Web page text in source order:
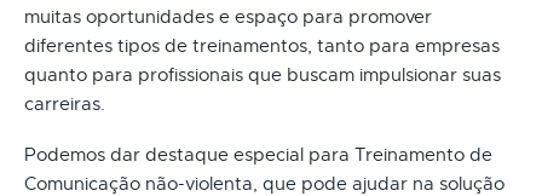
muitas oportunidades e espaço para promover
diferentes tipos de treinamentos, tanto para empresas
quanto para profissionais que buscam impulsionar suas
carreiras.
Podemos dar destaque especial para Treinamento de
Comunicação não-violenta, que pode ajudar na solução